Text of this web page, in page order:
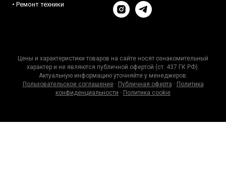
• Ремонт техники
Цены и характеристики товаров на сайте носят ознакомительный
характер и не являются публичной офертой (ст. 437 ГК РФ).
Актуальную информацию уточняйте у менеджеров.
Пользовательское соглашение· Публичная оферта · Политика
конфиденциальности · Политика cookie